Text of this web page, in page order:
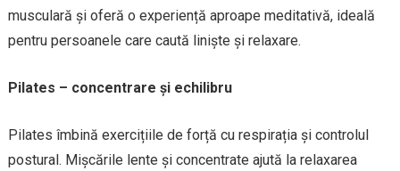
musculară și oferă o experiență aproape meditativă, ideală
pentru persoanele care caută liniște și relaxare.
Pilates – concentrare și echilibru
Pilates îmbină exercițiile de forță cu respirația și controlul
postural. Mișcările lente și concentrate ajută la relaxarea